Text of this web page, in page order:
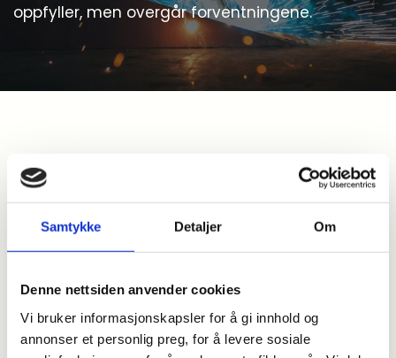
Samtykke Detaljer Om
Denne nettsiden anvender cookies
Vi bruker informasjonskapsler for å gi innhold og
annonser et personlig preg, for å levere sosiale
oppfyller, men overgår forventningene.
Siste nytt fra
oss